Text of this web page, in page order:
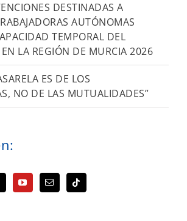
DESTINADAS A
AUTÓNOMAS
TEMPORAL DEL
LA REGIÓN DE MURCIA 2026
ES DE LOS
NO DE LAS MUTUALIDADES”